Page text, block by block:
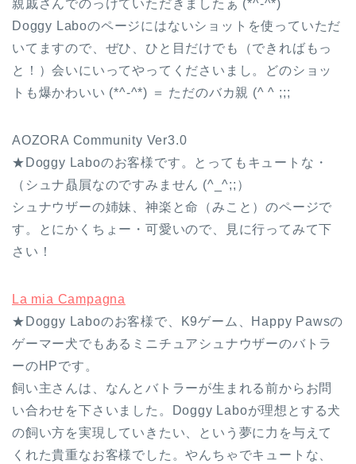
親戚さんでのっけていただきましたぁ (*^-^*)
Doggy Laboのページにはないショットを使っていただ
いてますので、ぜひ、ひと目だけでも（できればもっ
と！）会いにいってやってくださいまし。どのショッ
トも爆かわいい (*^-^*) ＝ ただのバカ親 (^ ^ ;;;
AOZORA Community Ver3.0
★Doggy Laboのお客様です。とってもキュートな・
（シュナ贔屓なのですみません (^_^;;）
シュナウザーの姉妹、神楽と命（みこと）のページで
す。とにかくちょー・可愛いので、見に行ってみて下
さい！
La mia Campagna
★Doggy Laboのお客様で、K9ゲーム、Happy Pawsの
ゲーマー犬でもあるミニチュアシュナウザーのバトラ
ーのHPです。
飼い主さんは、なんとバトラーが生まれる前からお問
い合わせを下さいました。Doggy Laboが理想とする犬
の飼い方を実現していきたい、という夢に力を与えて
くれた貴重なお客様でした。やんちゃでキュートな、